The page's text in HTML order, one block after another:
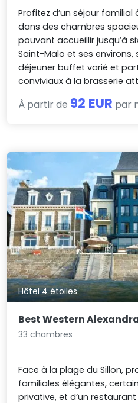
Profitez d’un séjour
dans des chambres
pouvant accueillir jusqu’à
Saint-Malo et ses
déjeuner buffet varié et
conviviaux à la brasserie
À partir de 92 EUR par
Hôtel 4 étoiles
Best Western
33 chambres
Face à la plage du Sillon,
familiales élégantes,
privative, et d’un